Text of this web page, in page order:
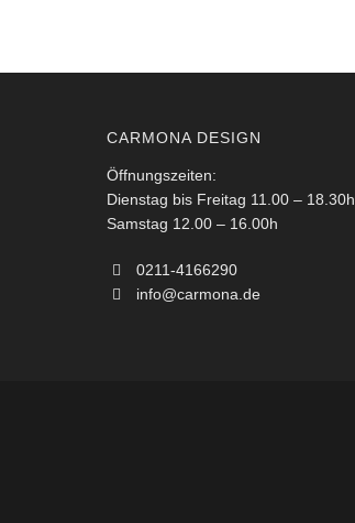
CARMONA DESIGN
Öffnungszeiten:
Dienstag bis Freitag 11.00 – 18.30h
Samstag 12.00 – 16.00h
0211-4166290
info@carmona.de